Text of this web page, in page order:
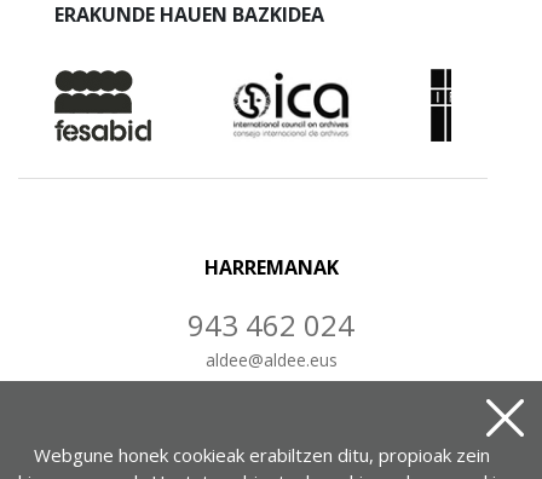
ERAKUNDE HAUEN BAZKIDEA
HARREMANAK
943 462 024
aldee@aldee.eus
Webgune honek cookieak erabiltzen ditu, propioak zein